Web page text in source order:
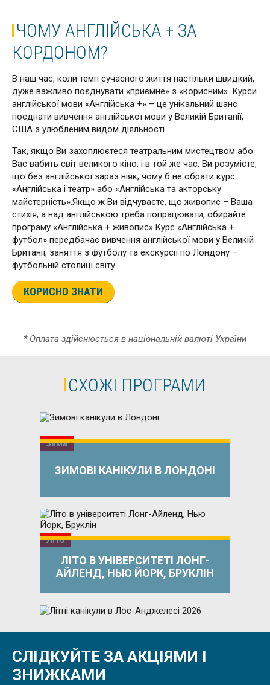
ЧОМУ АНГЛІЙСЬКА + ЗА
КОРДОНОМ?
В наш час, коли темп сучасного життя настільки швидкий,
дуже важливо поєднувати «приємне» з «корисним». Курси
англійської мови «Англійська +» – це унікальний шанс
поєднати вивчення англійської мови у Великій Британії,
США з улюбленим видом діяльності.
Так, якщо Ви захоплюєтеся театральним мистецтвом або
Вас вабить світ великого кіно, і в той же час, Ви розумієте,
що без англійської зараз ніяк, чому б не обрати курс
«Англійська і театр» або «Англійська та акторську
майстерність».Якщо ж Ви відчуваєте, що живопис – Ваша
стихія, а над англійською треба попрацювати, обирайте
програму «Англійська + живопис».Курс «Англійська +
футбол» передбачає вивчення англійської мови у Великій
Британії, заняття з футболу та екскурсії по Лондону –
футбольній столиці світу.
КОРИСНО ЗНАТИ
* Оплата здійснюється в національній валюті України
СХОЖІ ПРОГРАМИ
Зима
ЗИМОВІ КАНІКУЛИ В ЛОНДОНІ
Літо
ЛІТО В УНІВЕРСИТЕТІ ЛОНГ-
АЙЛЕНД, НЬЮ ЙОРК, БРУКЛІН
ЛІТНІ КАНІКУЛИ В ЛОС-
АНДЖЕЛЕСІ 2026
СЛІДКУЙТЕ ЗА АКЦІЯМИ І
ЗНИЖКАМИ